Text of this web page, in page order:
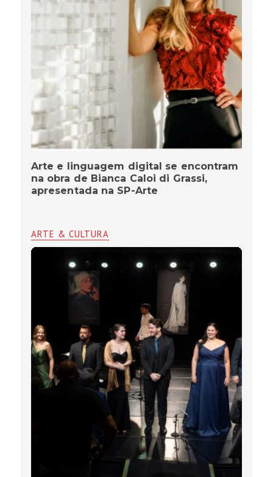
Arte e linguagem digital se encontram
na obra de Bianca Caloi di Grassi,
apresentada na SP-Arte
ARTE & CULTURA